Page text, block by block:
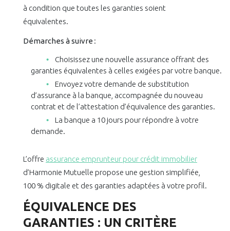
à condition que toutes les garanties soient
équivalentes.
Démarches à suivre :
Choisissez une nouvelle assurance offrant des
garanties équivalentes à celles exigées par votre banque.
Envoyez votre demande de substitution
d’assurance à la banque, accompagnée du nouveau
contrat et de l’attestation d’équivalence des garanties.
La banque a 10 jours pour répondre à votre
demande.
L’offre assurance emprunteur pour crédit immobilier
d’Harmonie Mutuelle propose une gestion simplifiée,
100 % digitale et des garanties adaptées à votre profil.
ÉQUIVALENCE DES
GARANTIES : UN CRITÈRE